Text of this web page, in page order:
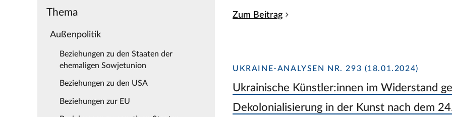
Thema
Außenpolitik
Beziehungen zu den Staaten der
ehemaligen Sowjetunion
Beziehungen zu den USA
Beziehungen zur EU
Zum Beitrag
UKRAINE-ANALYSEN NR. 293 (18.01.2024)
Ukrainische Künstler:innen im Widerstand
Dekolonialisierung in der Kunst nach dem